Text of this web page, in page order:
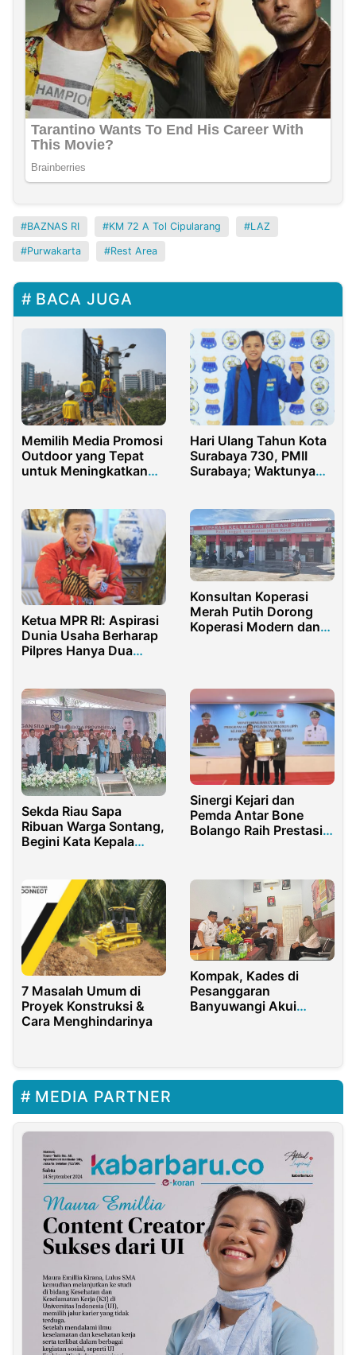
BAZNAS RI KM 72 A Tol Cipularang LAZ
Purwakarta Rest Area
BACA JUGA
Memilih Media Promosi
Outdoor yang Tepat
untuk Meningkatkan
Hari Ulang Tahun Kota
Surabaya 730, PMII
Surabaya; Waktunya
Ketua MPR RI: Aspirasi
Dunia Usaha Berharap
Pilpres Hanya Dua
Konsultan Koperasi
Merah Putih Dorong
Koperasi Modern dan
Sekda Riau Sapa
Ribuan Warga Sontang,
Begini Kata Kepala
Sinergi Kejari dan
Pemda Antar Bone
Bolango Raih Prestasi
7 Masalah Umum di
Proyek Konstruksi &
Cara Menghindarinya
Kompak, Kades di
Pesanggaran
Banyuwangi Akui
MEDIA PARTNER